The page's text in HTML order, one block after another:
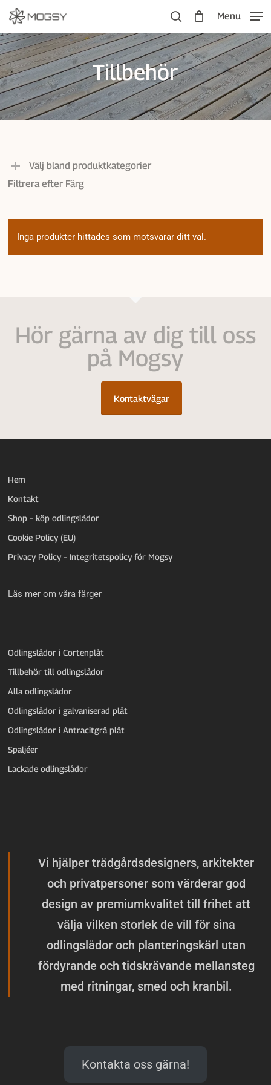
Skip
main
content
Menu
Tillbehör
Välj bland produktkategorier
Filtrera efter Färg
Inga produkter hittades som motsvarar ditt val.
Hör gärna av dig till oss
på Mogsy
Kontaktvägar
Hem
Kontakt
Shop – köp odlingslådor
Cookie Policy (EU)
Privacy Policy – Integritetspolicy för Mogsy
Läs mer om våra färger
Odlingslådor i Cortenplåt
Tillbehör till odlingslådor
Alla odlingslådor
Odlingslådor i galvaniserad plåt
Odlingslådor i Antracitgrå plåt
Spaljéer
Lackade odlingslådor
Vi hjälper trädgårdsdesigners, arkitekter
och privatpersoner som värderar god
design av premiumkvalitet till frihet att
välja vilken storlek de vill för sina
odlingslådor och planteringskärl utan
fördyrande och tidskrävande mellansteg
med ritningar, smed och kranbil.
Kontakta oss gärna!